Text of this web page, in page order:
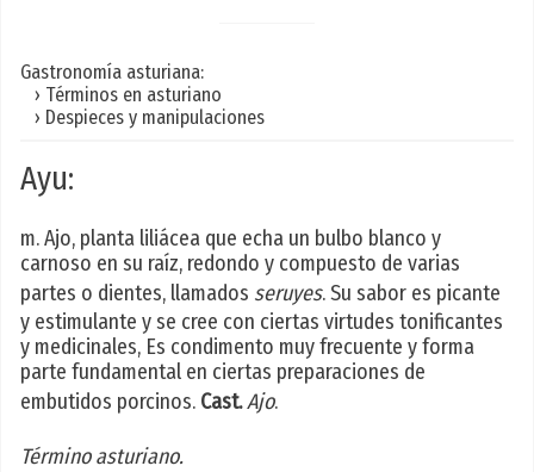
Gastronomía asturiana:
› Términos en asturiano
› Despieces y manipulaciones
Ayu:
m. Ajo, planta liliácea que echa un bulbo blanco y
carnoso en su raíz, redondo y compuesto de varias
partes o dientes, llamados seruyes. Su sabor es picante
y estimulante y se cree con ciertas virtudes tonificantes
y medicinales, Es condimento muy frecuente y forma
parte fundamental en ciertas preparaciones de
embutidos porcinos. Cast.Ajo.
Término asturiano.